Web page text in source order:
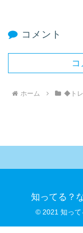
コメント
ホーム ◆ト
知ってる？
© 2021 知って